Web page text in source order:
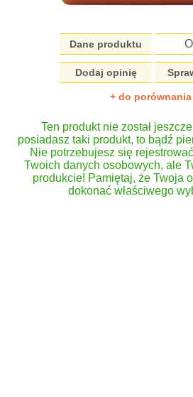
Dane produktu
Dodaj opinię
+ do porównania
Ten produkt nie został
posiadasz taki produkt, to bądź
Nie potrzebujesz się
Twoich danych osobowych, ale
produkcie! Pamiętaj, że Twoja
dokonać właściwego